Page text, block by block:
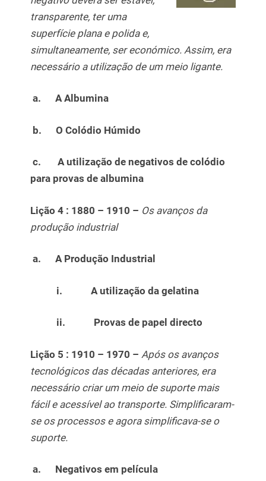
transparente, ter uma
superfície plana e polida e,
simultaneamente, ser económico. Assim, era
necessário a utilização de um meio ligante.
a. A Albumina
b. O Colódio Húmido
c. A utilização de negativos de colódio
para provas de albumina
Lição 4 : 1880 – 1910 – Os avanços da
produção industrial
a. A Produção Industrial
i. A utilização da gelatina
ii. Provas de papel directo
Lição 5 : 1910 – 1970 – Após os avanços
tecnológicos das décadas anteriores, era
necessário criar um meio de suporte mais
fácil e acessível ao transporte. Simplificaram-
se os processos e agora simplificava-se o
suporte.
a. Negativos em película